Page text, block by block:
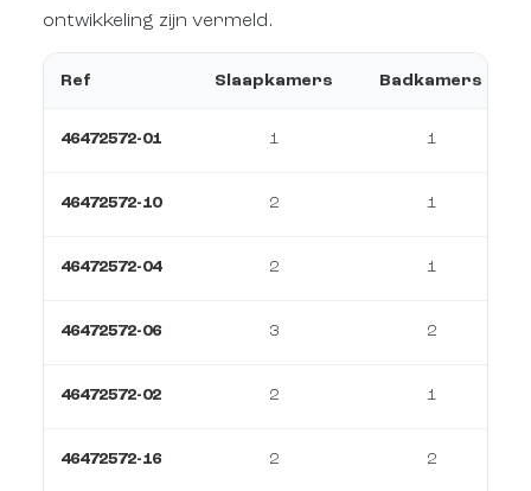
ontwikkeling zijn vermeld.
Ref Slaapkamers Badkamers
46472572-01 1 1
46472572-10 2 1
46472572-04 2 1
46472572-06 3 2
46472572-02 2 1
46472572-16 2 2